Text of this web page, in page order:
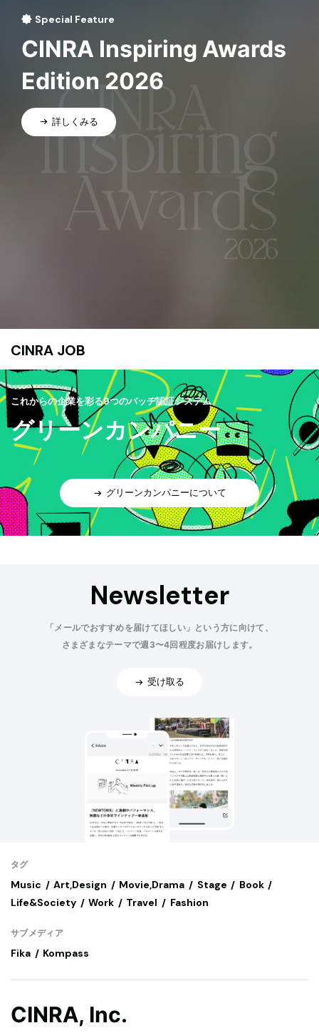
Special Feature
CINRA Inspiring Awards
Edition 2026
詳しくみる
CINRA JOB
これからの企業を彩る9つのバッヂ認証システム
グリーンカンパニー
グリーンカンパニーについて
Newsletter
「メールでおすすめを届けてほしい」という方に向けて、
さまざまなテーマで週3〜4回程度お届けします。
受け取る
タグ
Music Art,Design Movie,Drama Stage
Book
Life&Society
Work Travel Fashion
サブメディア
Fika Kompass
CINRA, Inc.